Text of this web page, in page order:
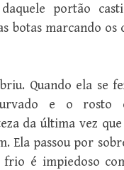
portão
botas marcando os
Quando ela se
e o rosto
da última vez
Ela passou por
frio é impiedoso